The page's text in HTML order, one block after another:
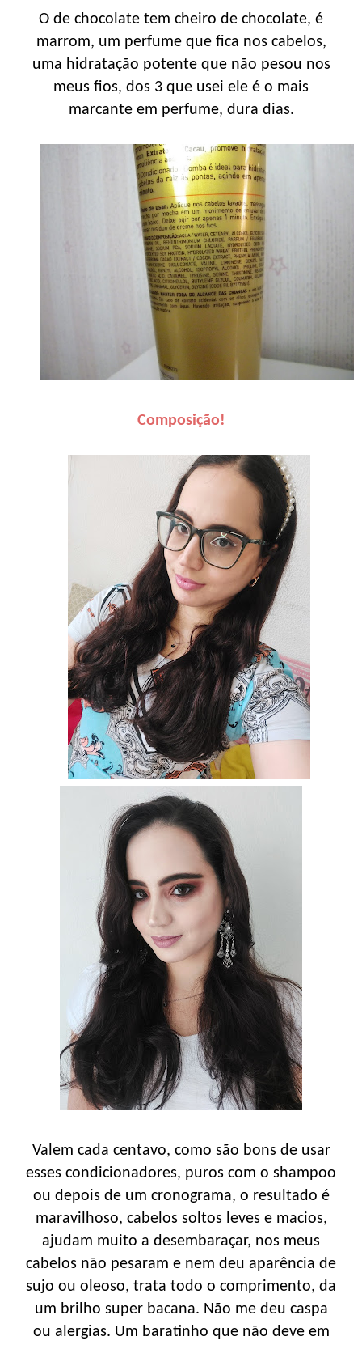
O de chocolate tem cheiro de chocolate, é
marrom, um perfume que fica nos cabelos,
uma hidratação potente que não pesou nos
meus fios, dos 3 que usei ele é o mais
marcante em perfume, dura dias.
Composição!
Valem cada centavo, como são bons de usar
esses condicionadores, puros com o shampoo
ou depois de um cronograma, o resultado é
maravilhoso, cabelos soltos leves e macios,
ajudam muito a desembaraçar, nos meus
cabelos não pesaram e nem deu aparência de
sujo ou oleoso, trata todo o comprimento, da
um brilho super bacana. Não me deu caspa
ou alergias. Um baratinho que não deve em